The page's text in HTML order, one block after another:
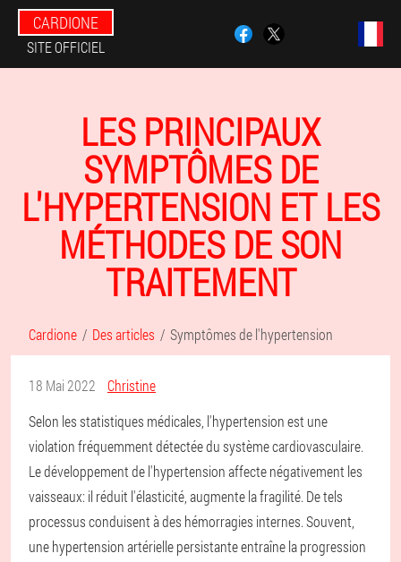
CARDIONE
SITE OFFICIEL
LES PRINCIPAUX
SYMPTÔMES DE
L'HYPERTENSION ET LES
MÉTHODES DE SON
TRAITEMENT
Cardione Des articles Symptômes de l'hypertension
18 Mai 2022
Christine
Selon les statistiques médicales, l'hypertension est une
violation fréquemment détectée du système cardiovasculaire.
Le développement de l'hypertension affecte négativement les
vaisseaux: il réduit l'élasticité, augmente la fragilité. De tels
processus conduisent à des hémorragies internes. Souvent,
une hypertension artérielle persistante entraîne la progression